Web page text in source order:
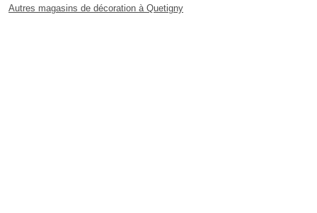
Autres magasins de décoration à Quetigny